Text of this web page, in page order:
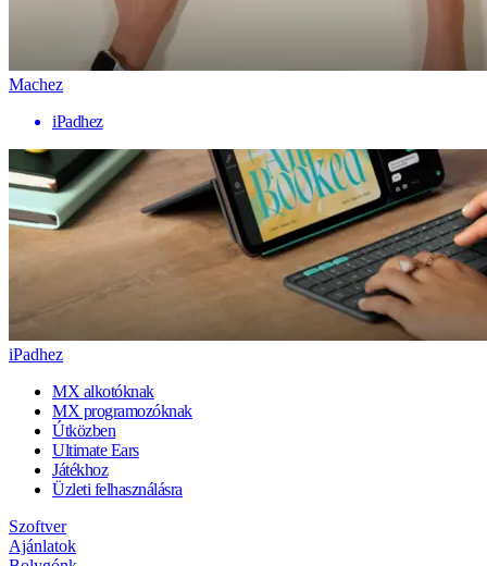
Machez
iPadhez
iPadhez
MX alkotóknak
MX programozóknak
Útközben
Ultimate Ears
Játékhoz
Üzleti felhasználásra
Szoftver
Ajánlatok